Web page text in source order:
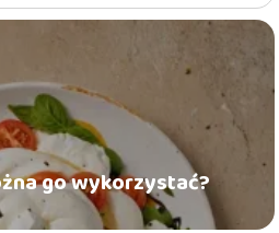
go wykorzystać?